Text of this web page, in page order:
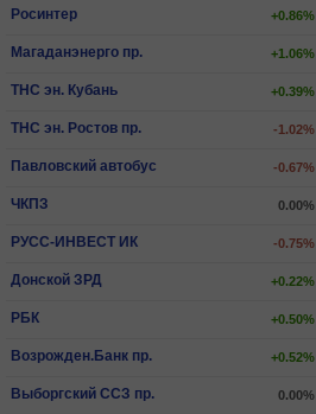
Росинтер +0.86%
Магаданэнерго пр. +1.06%
ТНС эн. Кубань +0.39%
ТНС эн. Ростов пр. -1.02%
Павловский автобус -0.67%
ЧКПЗ 0.00%
РУСС-ИНВЕСТ ИК -0.75%
Донской ЗРД +0.22%
РБК +0.50%
Возрожден.Банк пр. +0.52%
Выборгский ССЗ пр. 0.00%